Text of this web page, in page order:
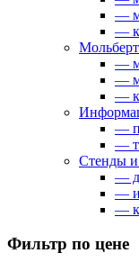
—
—
—
—
—
—
—
Стенды и
—
—
—
Фильтр по цене